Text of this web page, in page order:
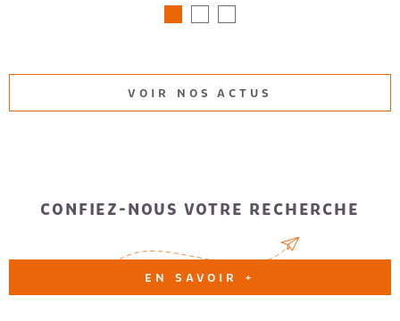
VOIR NOS ACTUS
CONFIEZ-NOUS VOTRE RECHERCHE
EN SAVOIR +